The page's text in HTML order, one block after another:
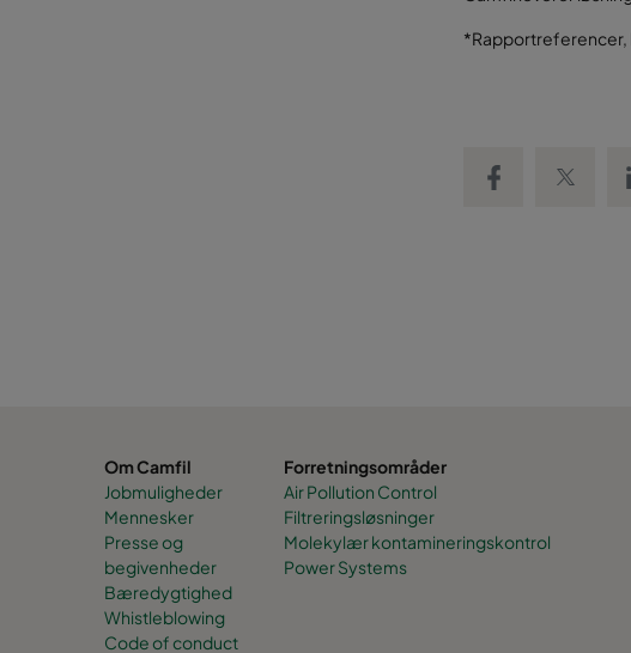
*Rapportreferencer,
Om Camfil
Jobmuligheder
Mennesker
Presse og
begivenheder
Bæredygtighed
Whistleblowing
Code of conduct
Forretningsområder
Air Pollution Control
Filtreringsløsninger
Molekylær kontamineringskontrol
Power Systems